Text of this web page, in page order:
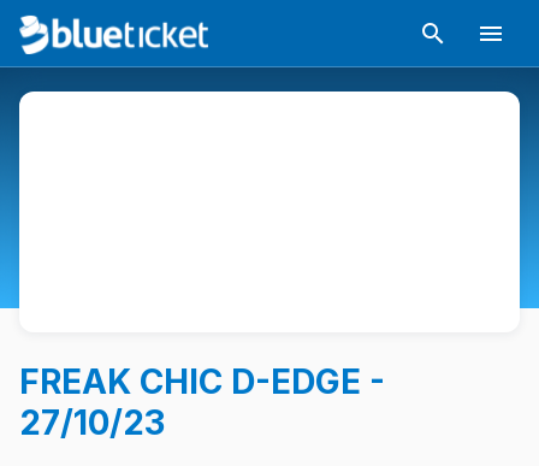
FREAK CHIC D-EDGE -
27/10/23